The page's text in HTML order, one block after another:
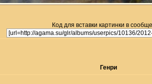
Код для вставки картинки в
Генри